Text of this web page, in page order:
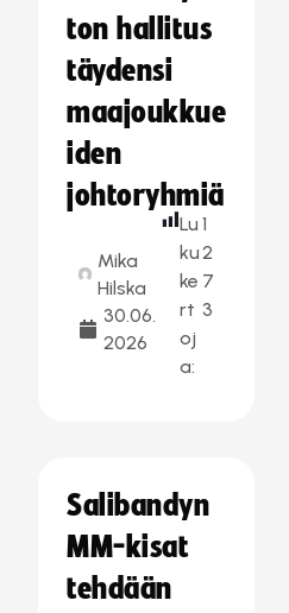
ton hallitus
täydensi
maajoukkue
iden
johtoryhmiä
Mika
Hilska
30.06.
2026
Lu
ku
ke
rt
oj
a:
1
2
7
3
Salibandyn
MM-kisat
tehdään